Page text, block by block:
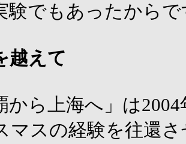
験でもあったからで
越えて
から上海へ」は
マスの経験を往還